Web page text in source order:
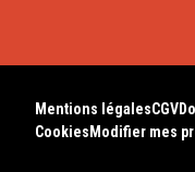
Mentions légalesCGV
Cookies Modifier mes